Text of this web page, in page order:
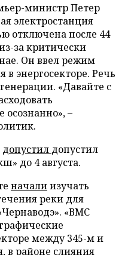
министр Петер
электростанция
отключена после 44
за критически
Он ввел режим
энергосекторе. Речь
«Давайте с
осознанно», –
допустил допустил
до 4 августа.
началиизучать
реки для
«ВМС
между 345-м и
в районе слияния